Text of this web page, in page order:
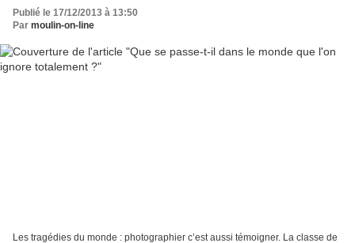
Publié le 17/12/2013 à 13:50
Par moulin-on-line
Les tragédies du monde : photographier c’est aussi témoigner. La classe de